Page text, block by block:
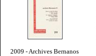
2009 - Archives Bernanos